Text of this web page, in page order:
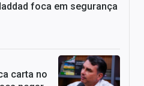
foca em segurança
carta no